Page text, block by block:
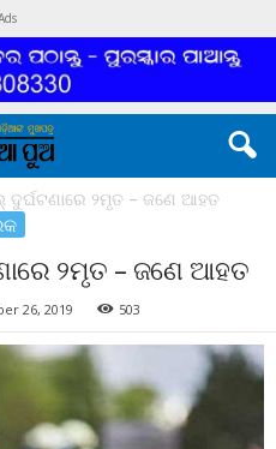
୨ମୃତ – ଜଣେ ଆହତ
୨ମୃତ – ଜଣେ ଆହତ
26, 2019 503